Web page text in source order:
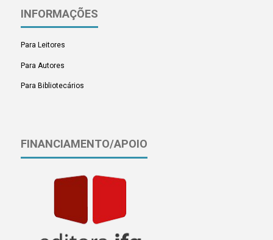
INFORMAÇÕES
Para Leitores
Para Autores
Para Bibliotecários
FINANCIAMENTO/APOIO